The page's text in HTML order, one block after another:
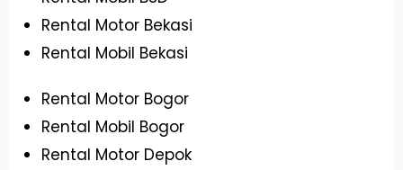
Rental Motor Bekasi
Rental Mobil Bekasi
Rental Motor Bogor
Rental Mobil Bogor
Rental Motor Depok